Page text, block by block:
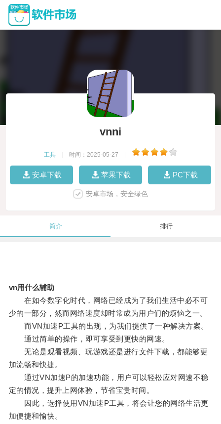
vnni
工具 时间：2025-05-27
安卓下载 苹果下载 PC下载
安卓市场，安全绿色
简介 排行
vn用什么辅助
在如今数字化时代，网络已经成为了我们生活中必不可
少的一部分，然而网络速度却时常成为用户们的烦恼之一。
而VN加速P工具的出现，为我们提供了一种解决方案。
通过简单的操作，即可享受到更快的网速。
无论是观看视频、玩游戏还是进行文件下载，都能够更
加流畅和快捷。
通过VN加速P的加速功能，用户可以轻松应对网速不稳
定的情况，提升上网体验，节省宝贵时间。
因此，选择使用VN加速P工具，将会让您的网络生活更
加便捷和愉快。